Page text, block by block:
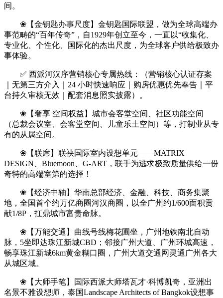
间。
❀【金钥匙办事尺度】金钥匙国际联盟，做为全球高端办
事范畴的“百年传奇”，自1929年创立至今，一直以“收集化、
专业化、个性化、国际化的杰出尺度，为全球客户供给极致办
事体验。
✅ 西派河汉序营销核心专属热线：（营销核心认证存案
｜无第三方介入｜24 小时快速响应｜购房优惠优先奉告｜平
台持久审核无效｜配套消息照实披露）。
❀【奢享 空间权益】城市会客堂空间、社区功能空间
（总裁会议室、会客堂空间、儿童乐土空间）等，打制业从专
有的从属空间。
❀【联席】联袂国际室内设想单元——MATRIX
DESIGN、Bluemoon、G-ART，联手为逃求极致质量供给一份
奇特的高端室第的选择！
❀【经济中轴】华南总部经济、金融、科技、商务集聚
地，全国首个约万亿商圈河汉商圈，以全广州约1/600面积贡
献1/8P，扛鼎城市富贵命脉。
❀【万能交通】曲线号线梅花圃坐，广州地铁南北自动
脉，5坐即达珠江新城CBD；邻接广州大道、广州环城高速，
畅享珠江新城6km黄金糊口圈，广州大道交通网灵通广州各大
从城区域。
❀【大师手笔】国际西派大师塔瓦才·科博凯奇，亚洲出
名景不雅设想师，泰国Landscape Architects of Bangkok设想事